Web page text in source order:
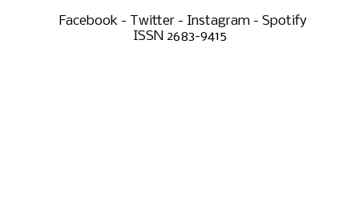
Facebook - Twitter - Instagram - Spotify
ISSN 2683-9415